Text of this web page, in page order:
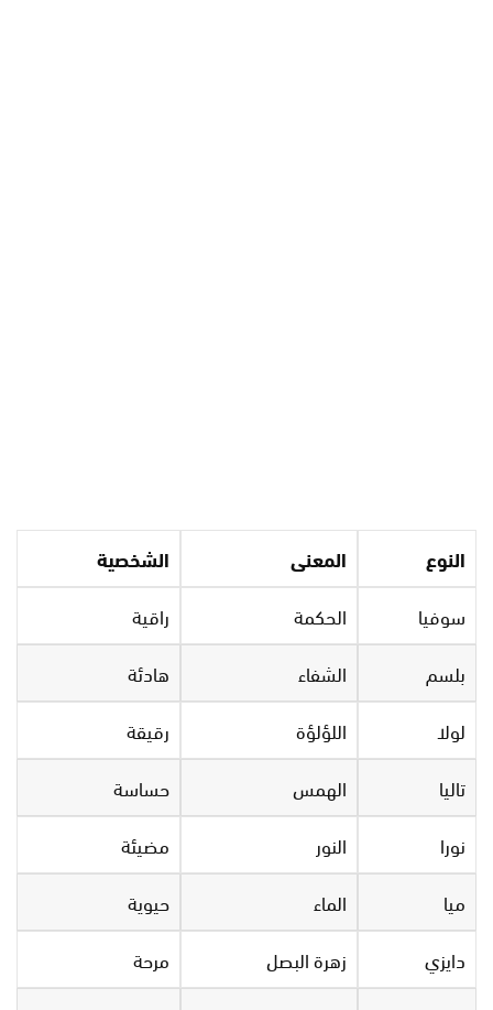
النوع المعنى الشخصية
سوفيا الحكمة
راقية
بلسم
الشفاء
هادئة
لولا
اللؤلؤة
رقيقة
تاليا
الهمس
حساسة
نورا
النور
مضيئة
ميا
الماء
حيوية
دايزي
زهرة البصل
مرحة